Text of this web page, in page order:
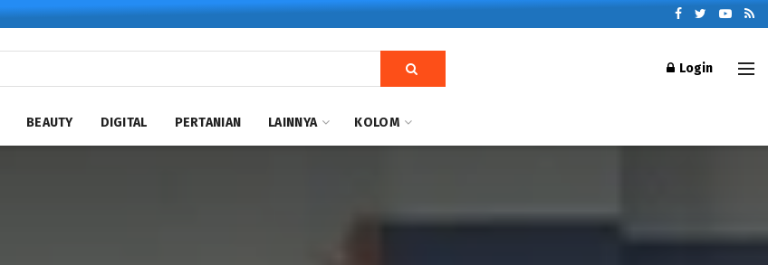
Login
BEAUTY DIGITAL PERTANIAN LAINNYA KOLOM